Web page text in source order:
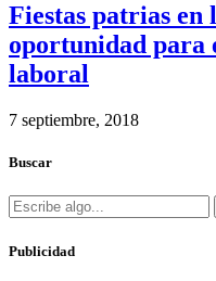
Fiestas patrias en
oportunidad para
laboral
7 septiembre, 2018
Buscar
Publicidad